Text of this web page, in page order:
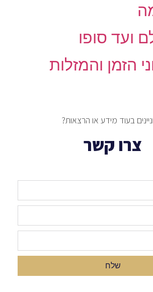
ועד סופו
הזמן והמזלות
בעוד מידע או הרצאות?
צרו קשר
שלח